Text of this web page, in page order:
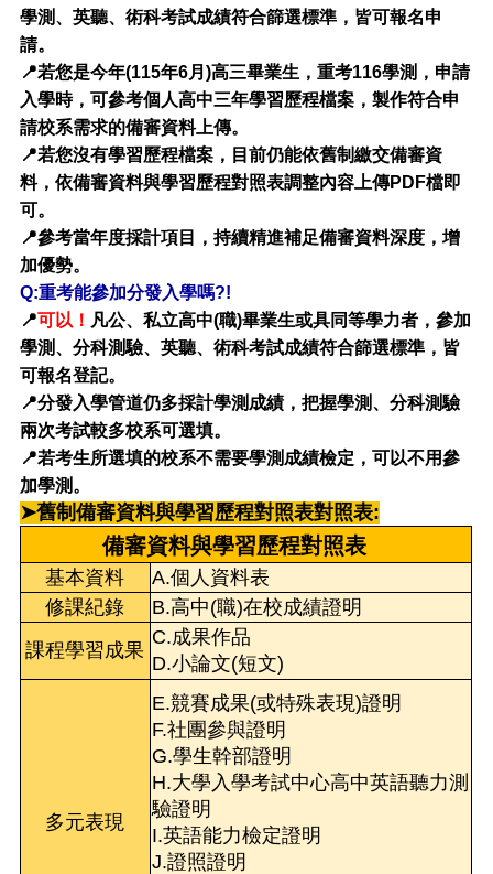
學測、英聽、術科考試成績符合篩選標準，皆可報名申
請。
📍若您是今年(115年6月)高三畢業生，重考116學測，申請
入學時，可參考個人高中三年學習歷程檔案，製作符合申
請校系需求的備審資料上傳。
📍若您沒有學習歷程檔案，目前仍能依舊制繳交備審資
料，依備審資料與學習歷程對照表調整內容上傳PDF檔即
可。
📍參考當年度採計項目，持續精進補足備審資料深度，增
加優勢。
Q:重考能參加分發入學嗎?!
📍可以！ 凡公、私立高中(職)畢業生或具同等學力者，參加
學測、分科測驗、英聽、術科考試成績符合篩選標準，皆
可報名登記。
📍分發入學管道仍多採計學測成績，把握學測、分科測驗
兩次考試較多校系可選填。
📍若考生所選填的校系不需要學測成績檢定，可以不用參
加學測。
➤舊制備審資料與學習歷程對照表對照表:
備審資料與學習歷程對照表
基本資料
A.個人資料表
修課紀錄
B.高中(職)在校成績證明
課程學習成果
C.成果作品
D.小論文(短文)
多元表現
E.競賽成果(或特殊表現)證明
F.社團參與證明
G.學生幹部證明
H.大學入學考試中心高中英語聽力測
驗證明
I.英語能力檢定證明
J.證照證明